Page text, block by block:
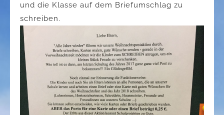
und die Klasse auf dem Briefumschlag zu
schreiben.